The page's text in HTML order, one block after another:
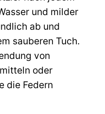
und milder
ab und
sauberen Tuch.
von
oder
die Federn